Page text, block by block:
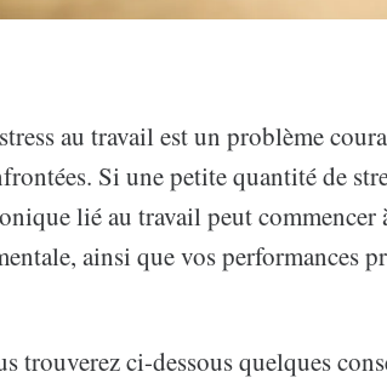
au travail est un problème
Si une petite quantité de
lié au travail peut commencer
ainsi que vos performances
trouverez ci-dessous quelques